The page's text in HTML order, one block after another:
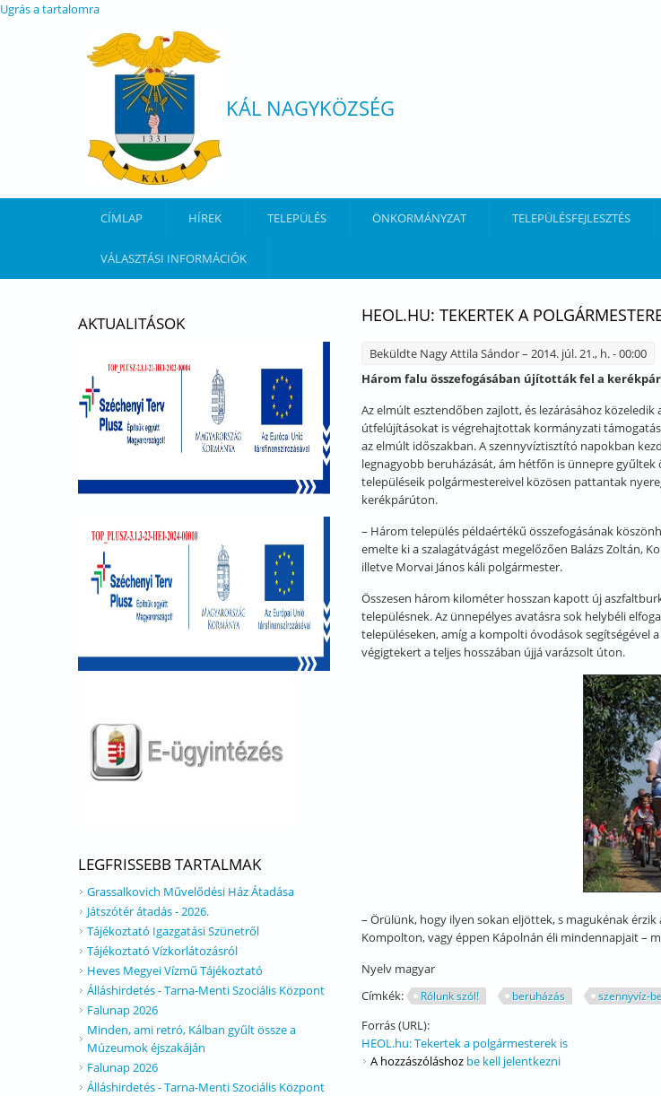
Ugrás a tartalomra
KÁL NAGYKÖZSÉG
CÍMLAP HÍREK TELEPÜLÉS ÖNKORMÁNYZAT TELEPÜLÉSFEJLESZTÉS
VÁLASZTÁSI INFORMÁCIÓK
HEOL.HU: TEKERTEK A
Beküldte Nagy Attila Sándor– 2014. júl. 21., h. - 00:00
Három falu összefogásában újították fel a
Az elmúlt esztendőben zajlott, és lezárásához
útfelújításokat is végrehajtottak kormányzati
az elmúlt időszakban. A szennyvíztisztító napokban
legnagyobb beruházását, ám hétfőn is ünnepre
településeik polgármestereivel közösen pattantak
kerékpárúton.
– Három település példaértékű összefogásának
emelte ki a szalagátvágást megelőzően Balázs Zoltán,
illetve Morvai János káli polgármester.
Összesen három kilométer hosszan kapott új
településnek. Az ünnepélyes avatásra sok helybéli
településeken, amíg a kompolti óvodások segítségével
végigtekert a teljes hosszában újjá varázsolt úton.
– Örülünk, hogy ilyen sokan eljöttek, s magukénak
Kompolton, vagy éppen Kápolnán éli mindennapjait –
Nyelv magyar
Címkék:
Rólunk szól! beruházás szennyvíz-
Forrás (URL):
HEOL.hu: Tekertek a polgármesterek is
A hozzászóláshoz be kell jelentkezni
AKTUALITÁSOK
LEGFRISSEBB TARTALMAK
Grassalkovich Művelődési Ház Átadása
Játszótér átadás - 2026.
Tájékoztató Igazgatási Szünetről
Tájékoztató Vízkorlátozásról
Heves Megyei Vízmű Tájékoztató
Álláshirdetés - Tarna-Menti Szociális Központ
Falunap 2026
Minden, ami retró, Kálban gyűlt össze a
Múzeumok éjszakáján
Falunap 2026
Álláshirdetés - Tarna-Menti Szociális Központ